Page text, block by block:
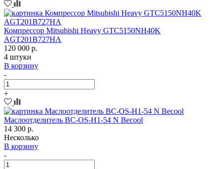
Компрессор Mitsubishi Heavy GTC5150NH40K
AGT201В727HA
120 000 р.
4 штуки
В корзину
-
+
Маслоотделитель BC-OS-H1-54 N Becool
14 300 р.
Несколько
В корзину
-